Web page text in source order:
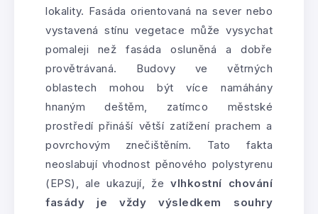
lokality. Fasáda orientovaná na sever nebo
vystavená stínu vegetace může vysychat
pomaleji než fasáda osluněná a dobře
provětrávaná. Budovy ve větrných
oblastech mohou být více namáhány
hnaným deštěm, zatímco městské
prostředí přináší větší zatížení prachem a
povrchovým znečištěním. Tato fakta
neoslabují vhodnost pěnového polystyrenu
(EPS), ale ukazují, ževlhkostní chování
fasády je vždy výsledkem souhry